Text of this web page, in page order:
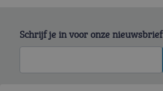
Schrijf je in voor onze nieuwsbrief